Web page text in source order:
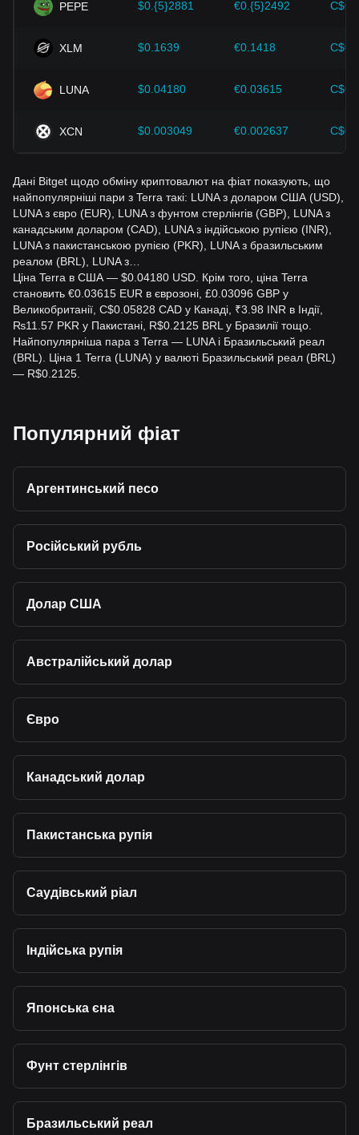
PEPE $0.{5}2881 €0.{5}2492
XLM $0.1639 €0.1418
LUNA $0.04180 €0.03615
XCN $0.003049 €0.002637
Дані Bitget щодо обміну криптовалют на фіат показують, що
найпопулярніші пари з Terra такі: LUNA з доларом США (USD),
LUNA з євро (EUR), LUNA з фунтом стерлінгів (GBP), LUNA з
канадським доларом (CAD), LUNA з індійською рупією (INR),
LUNA з пакистанською рупією (PKR), LUNA з бразильським
реалом (BRL), LUNA з…
Ціна Terra в США — $0.04180 USD. Крім того, ціна Terra
становить €0.03615 EUR в єврозоні, £0.03096 GBP у
Великобританії, C$0.05828 CAD у Канаді, ₹3.98 INR в Індії,
₨11.57 PKR у Пакистані, R$0.2125 BRL у Бразилії тощо.
Найпопулярніша пара з Terra — LUNA і Бразильський реал
(BRL). Ціна 1 Terra (LUNA) у валюті Бразильський реал (BRL)
— R$0.2125.
Популярний фіат
Аргентинський песо
Російський рубль
Долар США
Австралійський долар
Євро
Канадський долар
Пакистанська рупія
Саудівський ріал
Індійська рупія
Японська єна
Фунт стерлінгів
Бразильський реал